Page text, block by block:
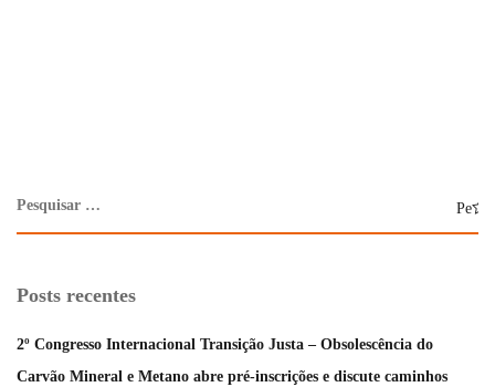
Posts recentes
2º Congresso Internacional Transição Justa – Obsolescência do
Carvão Mineral e Metano abre pré-inscrições e discute caminhos